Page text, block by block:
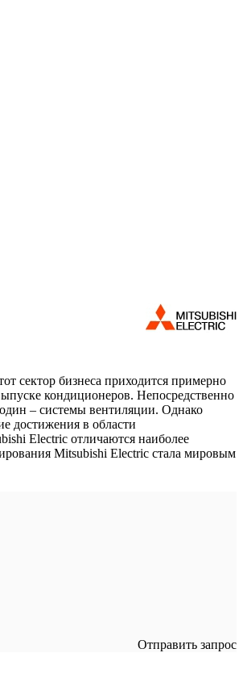
сектор бизнеса приходится примерно
кондиционеров. Непосредственно
– системы вентиляции. Однако
достижения в области
Electric отличаются наиболее
Mitsubishi Electric стала мировым
Отправить запрос